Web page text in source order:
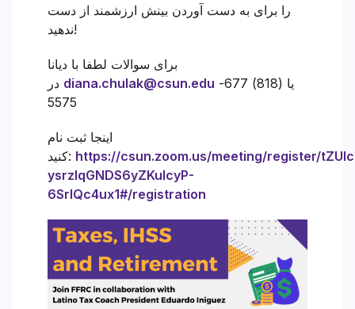
را برای به دست آوردن بینش ارزشمند از دست
ندهید!
برای سوالات لطفا با دیانا
diana.chulak@csun.edu یا
(818) 677-
5575
اینجا ثبت نام
کنید: https://csun.zoom.us/meeting/register/
ysrzIqGNDS6yZKuIcyP-
6SrIQc4ux1#/registration